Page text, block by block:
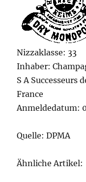
Nizzaklasse: 33
Inhaber:
S A Successeurs
France
Anmeldedatum:
Quelle: DPMA
Ähnliche Artikel: